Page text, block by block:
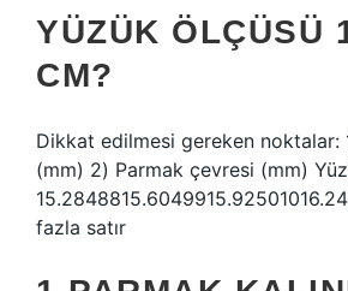
YÜZÜK ÖLÇÜSÜ
CM?
Dikkat edilmesi gereken noktalar:
(mm) 2) Parmak çevresi (mm)
fazla satır